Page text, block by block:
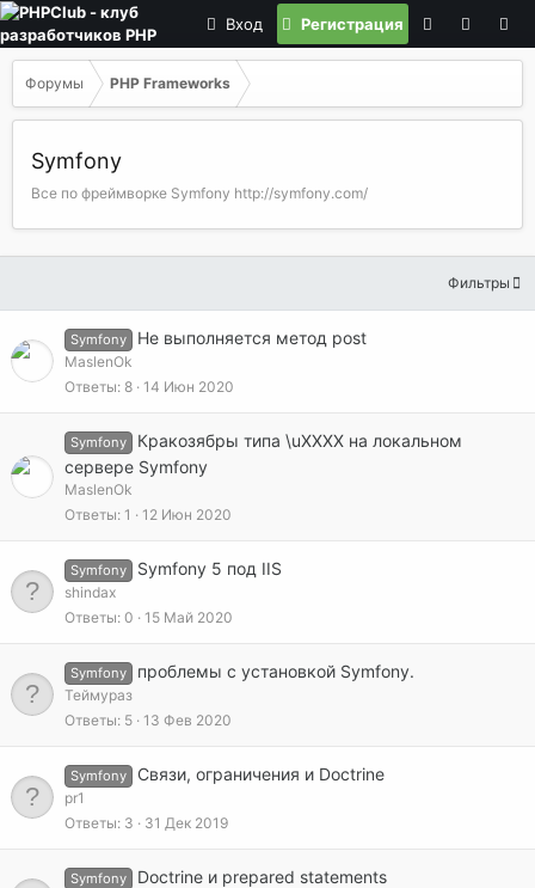
Вход Регистрация
Форумы PHP Frameworks
Symfony
Все по фреймворке Symfony http://symfony.com/
Фильтры
Symfony Не выполняется метод post
MaslenOk
Ответы 8 14 Июн 2020
Symfony
Кракозябры типа \uXXXX на локальном
сервере Symfony
MaslenOk
Ответы 1 12 Июн 2020
Symfony Symfony 5 под IIS
shindax
Ответы 0 15 Май 2020
Symfony проблемы с установкой Symfony.
Теймураз
Ответы 5 13 Фев 2020
Symfony Связи, ограничения и Doctrine
pr1
Ответы 3 31 Дек 2019
Symfony Doctrine и prepared statements